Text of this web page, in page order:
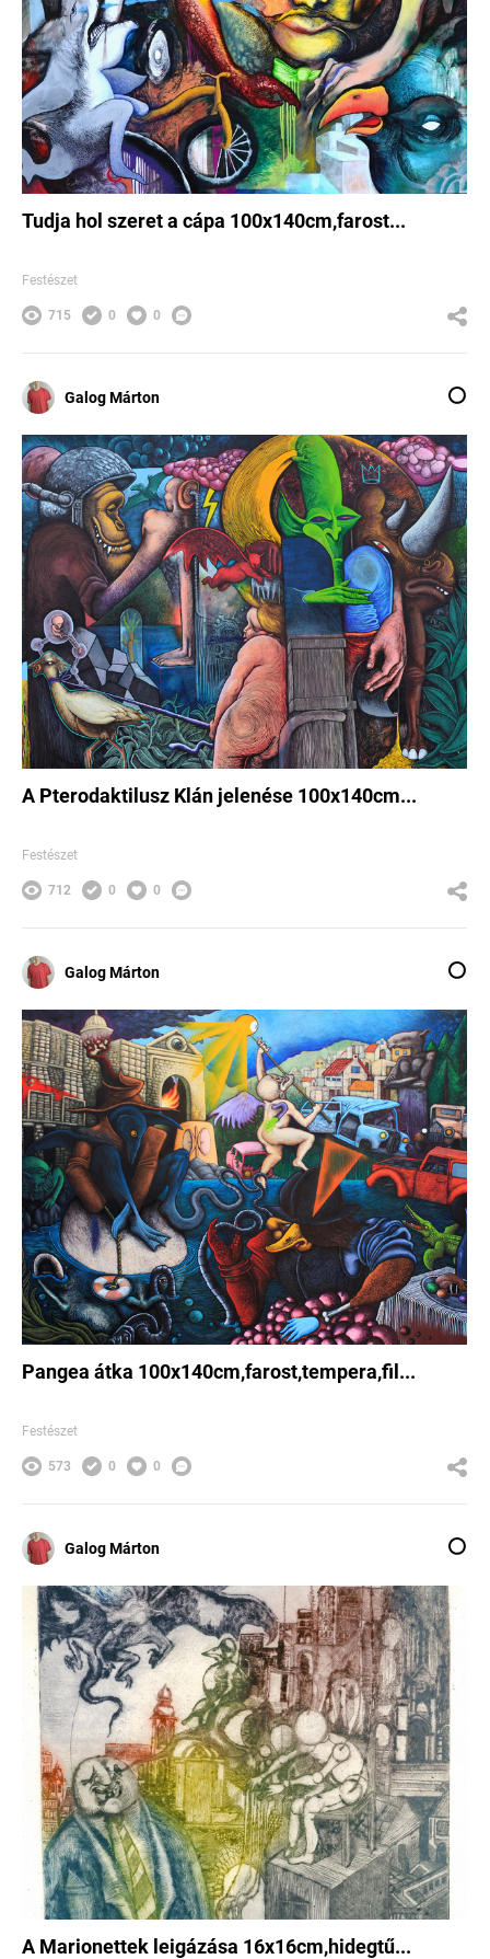
Tudja hol szeret a cápa 100x140cm,farost...
Festészet
715 0 0
Galog Márton
A Pterodaktilusz Klán jelenése 100x140cm...
Festészet
712 0 0
Galog Márton
Pangea átka 100x140cm,farost,tempera,fil...
Festészet
573 0 0
Galog Márton
A Marionettek leigázása 16x16cm,hidegtű...